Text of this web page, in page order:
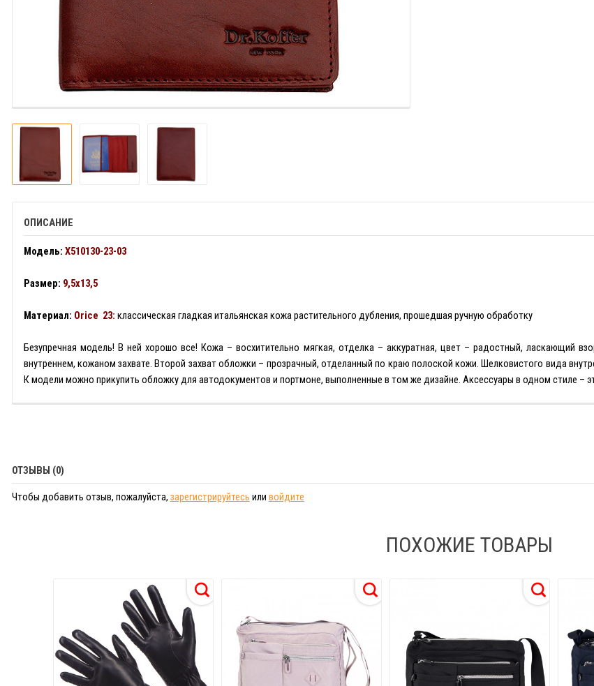
ОПИСАНИЕ
Модель: X510130-23-03
Размер: 9,5х13,5
Материал: Orice 23: классическая гладкая итальянская кожа растительного дубления, прошедшая ручную обработку
Безупречная модель! В ней хорошо все! Кожа – восхитительно мягкая, отделка – аккуратная, цвет – радостный, ласкающий
внутреннем, кожаном захвате. Второй захват обложки – прозрачный, отделанный по краю полоской кожи. Шелковистого вида
К модели можно прикупить обложку для автодокументов и портмоне, выполненные в том же дизайне. Аксессуары в одном стиле –
ОТЗЫВЫ (0)
Чтобы добавить отзыв, пожалуйста, зарегистрируйтесь или войдите
ПОХОЖИЕ ТОВАРЫ